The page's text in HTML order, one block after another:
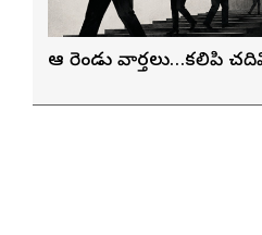
ఆ రెండు వార్తలు…కలిపి